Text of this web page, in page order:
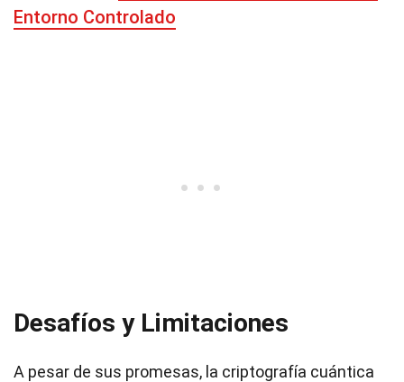
Entorno Controlado
Desafíos y Limitaciones
A pesar de sus promesas, la criptografía cuántica